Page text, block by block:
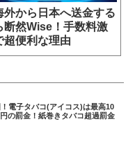
外から日本へ送金する
断然Wise！手数料激
超便利な理由
電子タバコ(アイコス)は最高10
の罰金！紙巻きタバコ超過罰金